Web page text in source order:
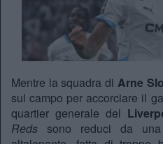
Mentre la squadra di Arne
sul campo per accorciare il
quartier generale del
Reds sono reduci da